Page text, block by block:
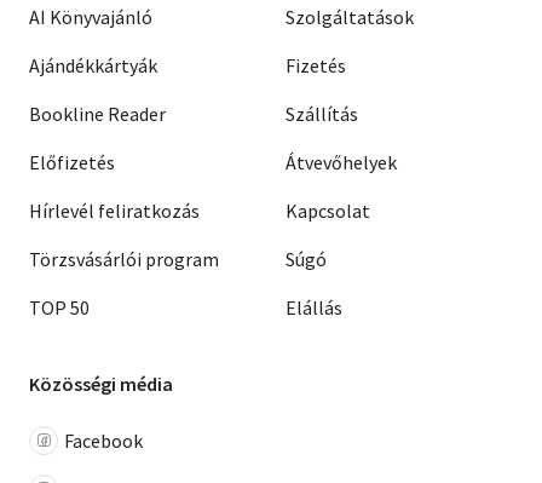
AI Könyvajánló
Ajándékkártyák
Bookline Reader
Előfizetés
Hírlevél feliratkozás
Törzsvásárlói program
TOP 50
Szolgáltatások
Fizetés
Szállítás
Átvevőhelyek
Kapcsolat
Súgó
Elállás
Közösségi média
Facebook